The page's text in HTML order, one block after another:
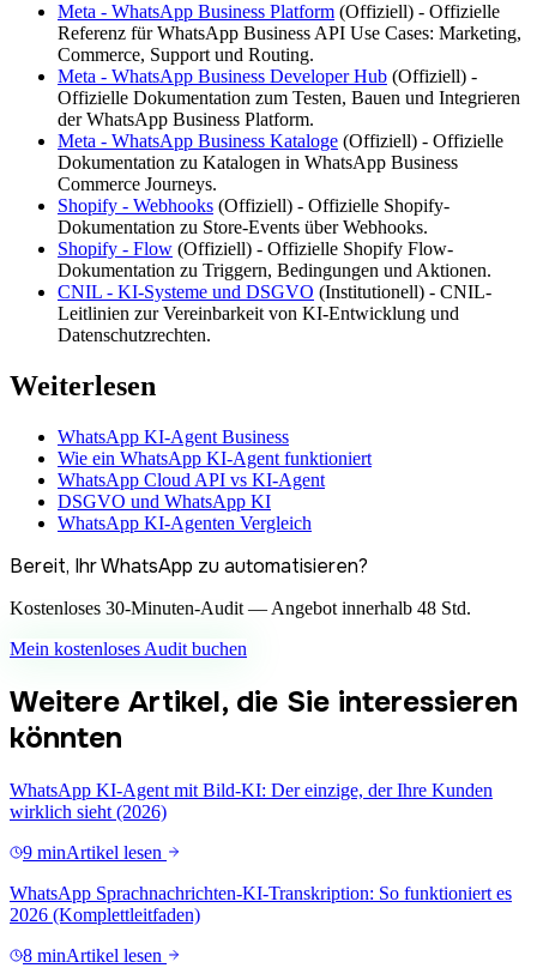
Meta - WhatsApp Business Platform (Offiziell) - Offizielle
Referenz für WhatsApp Business API Use Cases: Marketing,
Commerce, Support und Routing.
Meta - WhatsApp Business Developer Hub (Offiziell) -
Offizielle Dokumentation zum Testen, Bauen und Integrieren
der WhatsApp Business Platform.
Meta - WhatsApp Business Kataloge (Offiziell) - Offizielle
Dokumentation zu Katalogen in WhatsApp Business
Commerce Journeys.
Shopify - Webhooks (Offiziell) - Offizielle Shopify-
Dokumentation zu Store-Events über Webhooks.
Shopify - Flow (Offiziell) - Offizielle Shopify Flow-
Dokumentation zu Triggern, Bedingungen und Aktionen.
CNIL - KI-Systeme und DSGVO (Institutionell) - CNIL-
Leitlinien zur Vereinbarkeit von KI-Entwicklung und
Datenschutzrechten.
Weiterlesen
WhatsApp KI-Agent Business
Wie ein WhatsApp KI-Agent funktioniert
WhatsApp Cloud API vs KI-Agent
DSGVO und WhatsApp KI
WhatsApp KI-Agenten Vergleich
Bereit, Ihr WhatsApp zu automatisieren?
Kostenloses 30-Minuten-Audit — Angebot innerhalb 48 Std.
Mein kostenloses Audit buchen
Weitere Artikel, die Sie interessieren
könnten
WhatsApp KI-Agent mit Bild-KI: Der einzige, der Ihre Kunden
wirklich sieht (2026)
9 minArtikel lesen
WhatsApp Sprachnachrichten-KI-Transkription: So funktioniert es
2026 (Komplettleitfaden)
8 minArtikel lesen